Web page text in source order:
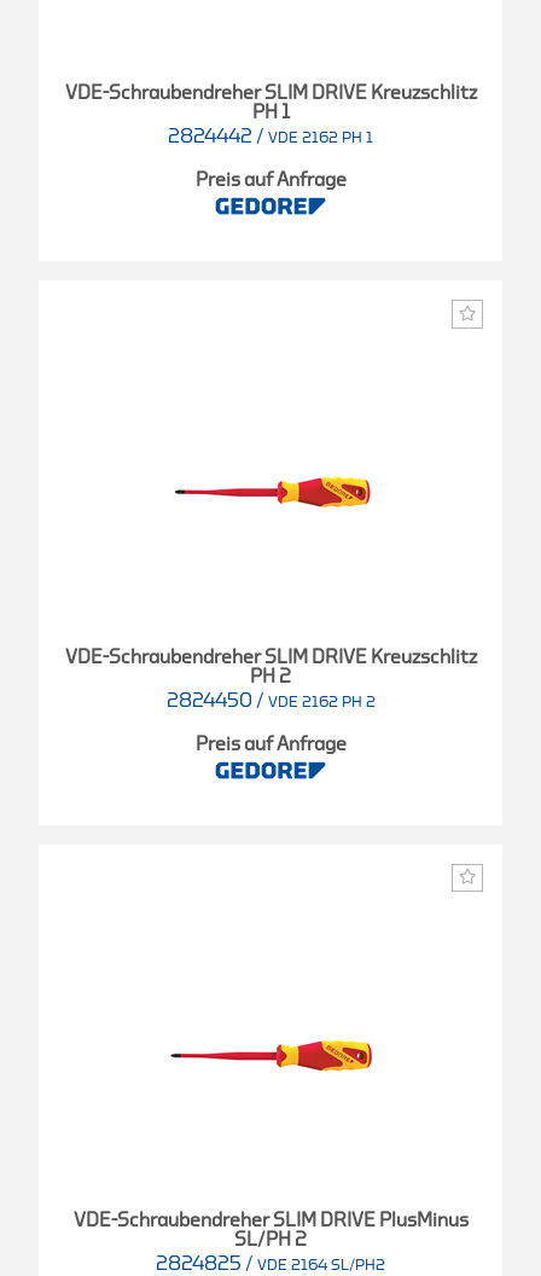
VDE-Schraubendreher SLIM DRIVE Kreuzschlitz
PH 1
2824442 / VDE 2162 PH 1
Preis auf Anfrage
VDE-Schraubendreher SLIM DRIVE Kreuzschlitz
PH 2
2824450 / VDE 2162 PH 2
Preis auf Anfrage
VDE-Schraubendreher SLIM DRIVE PlusMinus
SL/PH 2
2824825 / VDE 2164 SL/PH2